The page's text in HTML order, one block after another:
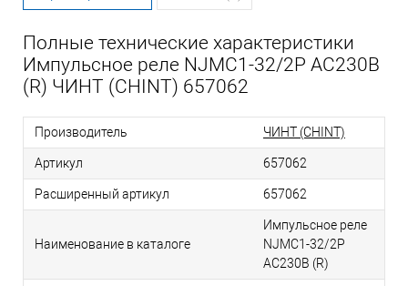
Полные технические характеристики
Импульсное реле NJMC1-32/2P AC230В
(R) ЧИНТ (CHINT) 657062
Производитель ЧИНТ (CHINT)
Артикул 657062
Расширенный артикул 657062
Наименование в каталоге
Импульсное реле
NJMC1-32/2P
AC230В (R)